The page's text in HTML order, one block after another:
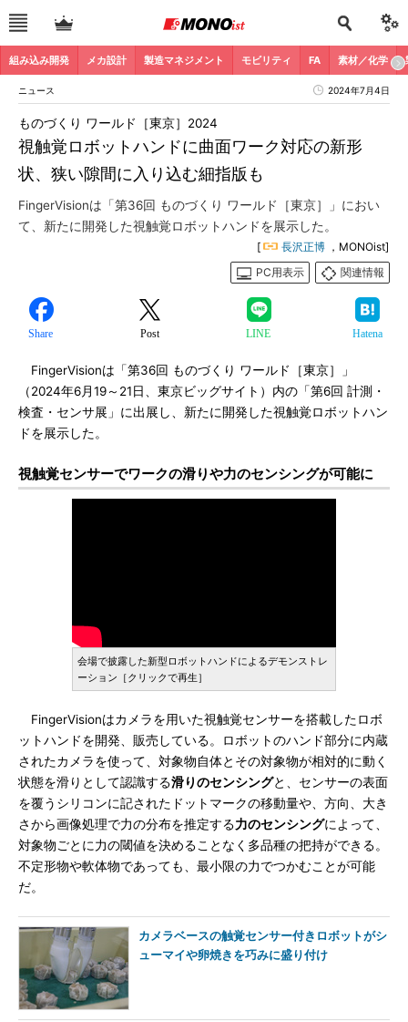
組み込み開発 メカ設計 製造マネジメント モビリティ FA 素材／化学
ニュース 2024年7月4日
視触覚ロボットハンドに曲面ワーク対応の新形
状、狭い隙間に入り込む細指版も
ものづくり ワールド［東京］2024
FingerVisionは「第36回 ものづくり ワールド［東京］」におい
て、新たに開発した視触覚ロボットハンドを展示した。
[ 長沢正博 ，MONOist]
PC用表示
関連情報
Share Post LINE Hatena
FingerVisionは「第36回 ものづくり ワールド［東京］」
（2024年6月19～21日、東京ビッグサイト）内の「第6回 計測・
検査・センサ展」に出展し、新たに開発した視触覚ロボットハン
ドを展示した。
視触覚センサーでワークの滑りや力のセンシングが可能に
会場で披露した新型ロボットハンドによるデモンストレ
ーション［クリックで再生］
FingerVisionはカメラを用いた視触覚センサーを搭載したロボ
ットハンドを開発、販売している。ロボットのハンド部分に内蔵
されたカメラを使って、対象物自体とその対象物が相対的に動く
状態を滑りとして認識する滑りのセンシングと、センサーの表面
を覆うシリコンに記されたドットマークの移動量や、方向、大き
さから画像処理で力の分布を推定する力のセンシングによって、
対象物ごとに力の閾値を決めることなく多品種の把持ができる。
不定形物や軟体物であっても、最小限の力でつかむことが可能
だ。
カメラベースの触覚センサー付きロボットがシ
ューマイや卵焼きを巧みに盛り付け